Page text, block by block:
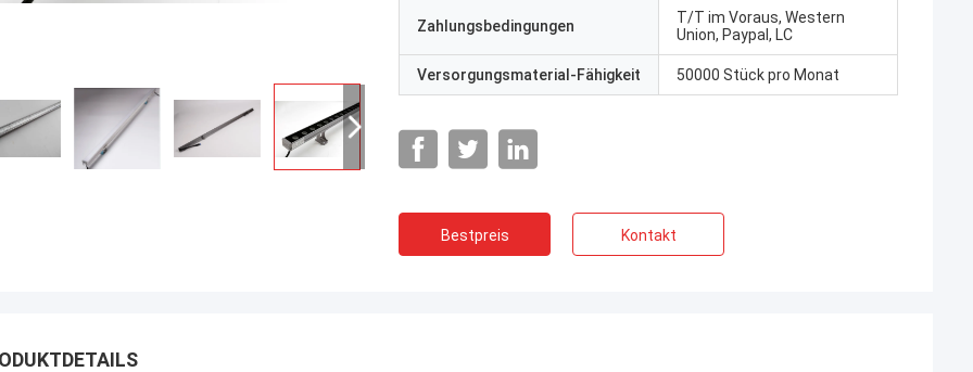
Zahlungsbedingungen
T/T im Voraus, Western
Union, Paypal, LC
Versorgungsmaterial-Fähigkeit 50000 Stück pro Monat
Bestpreis Kontakt